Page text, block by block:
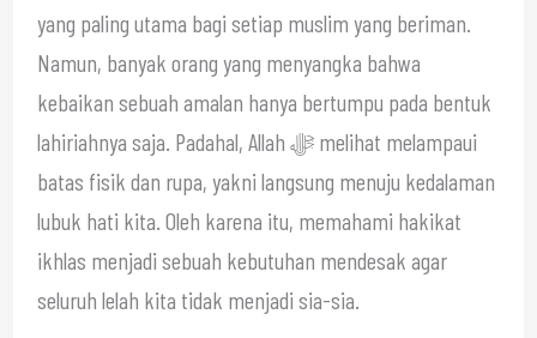
yang paling utama bagi setiap muslim yang beriman.
Namun, banyak orang yang menyangka bahwa
kebaikan sebuah amalan hanya bertumpu pada bentuk
lahiriahnya saja. Padahal, Allah ﷻ melihat melampaui
batas fisik dan rupa, yakni langsung menuju kedalaman
lubuk hati kita. Oleh karena itu, memahami hakikat
ikhlas menjadi sebuah kebutuhan mendesak agar
seluruh lelah kita tidak menjadi sia-sia.